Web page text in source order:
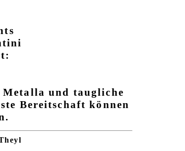
und taugliche
Bereitschaft können